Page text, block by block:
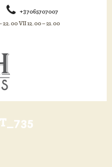
+37065707007
22.00 VII 12.00 – 21.00